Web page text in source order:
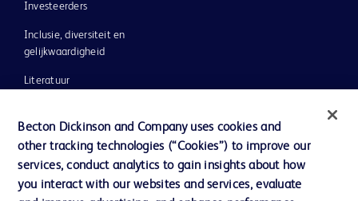
Investeerders
Inclusie, diversiteit en
gelijkwaardigheid
Literatuur
Ethics & Compliance
Becton Dickinson and Company uses cookies and
other tracking technologies (“Cookies”) to improve our
services, conduct analytics to gain insights about how
you interact with our websites and services, evaluate